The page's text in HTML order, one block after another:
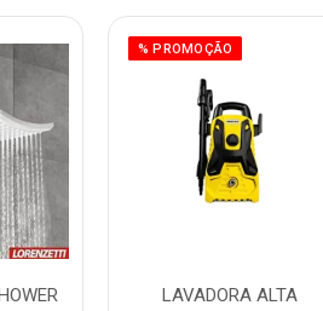
% PROMOÇÃO
LAVADORA ALTA